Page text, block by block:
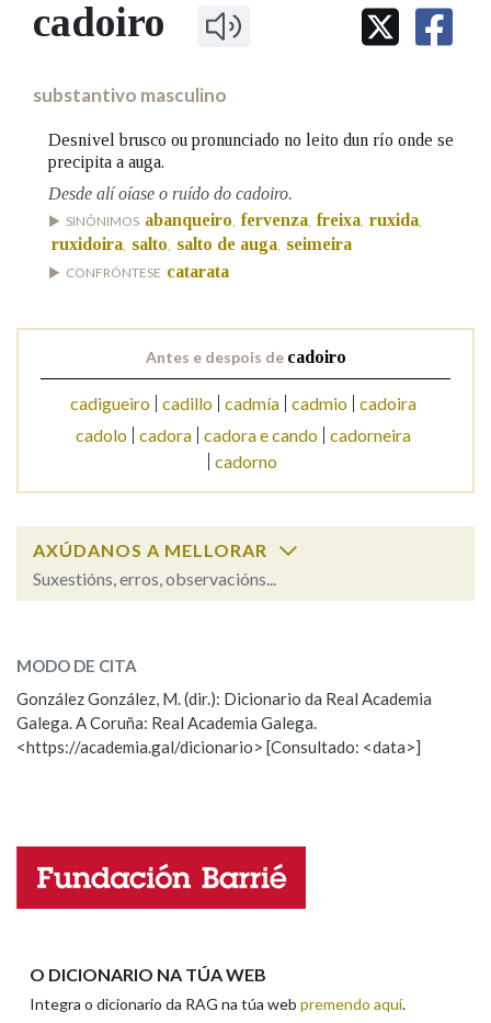
IDENTIDADE CORPORATIVA
MARCIAL DEL ADALID
FIGURAS HOMENAXEADAS
PRIMAVERA DAS LETRAS
Facebook
TwitterYoutubeInstagramBluesky
BUSCAR NOS LEMAS
Remata por
Contén
Nas definicións
Na fraseoloxía
Marcas gramaticais
LIMPAR
cadoiro
substantivo masculino
Desnivel brusco ou pronunciado no leito dun río onde se
precipita a auga.
Desde alí oíase o ruído do cadoiro.
SINÓNIMOS abanqueiro fervenza freixa ruxida
ruxidoira salto salto de auga seimeira
CONFRÓNTESE catarata
Antes e despois de cadoiro
cadigueiro cadillo cadmía cadmio
cadoira
cadolo
cadora cadora e cando
cadorneira
cadorno
AXÚDANOS A MELLORAR
Suxestións, erros, observacións...
ESCOLLE UNHA OPCIÓN:
Observación Hai un erro na palabra
Propoño mellorar a definición
Nome
MODO DE CITA
González González, M. (dir.): Dicionario da Real Academia
Galega. A Coruña: Real Academia Galega.
<https://academia.gal/dicionario> [Consultado: <data>]
O DICIONARIO NA TÚA WEB
Integra o dicionario da RAG na túa web premendo aquí.